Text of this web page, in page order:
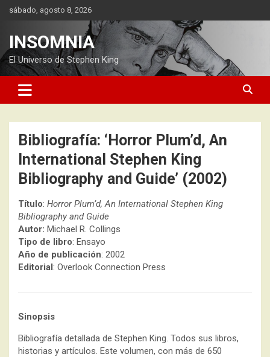
Saltarsábado, agosto 8, 2026
INSOMNIA
El Universo de Stephen King
Bibliografía: ‘Horror Plum’d, An
International Stephen King
Bibliography and Guide’ (2002)
Título: Horror Plum’d, An International Stephen King
Bibliography and Guide
Autor: Michael R. Collings
Tipo de libro: Ensayo
Año de publicación: 2002
Editorial: Overlook Connection Press
Sinopsis
Bibliografía detallada de Stephen King. Todos sus libros,
historias y artículos. Este volumen, con más de 650